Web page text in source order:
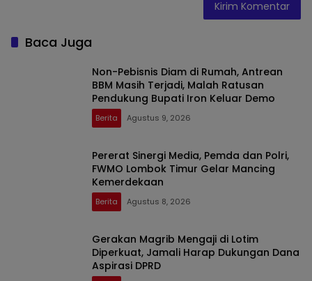
Baca Juga
Non-Pebisnis Diam di Rumah, Antrean
BBM Masih Terjadi, Malah Ratusan
Pendukung Bupati Iron Keluar Demo
Berita Agustus 9, 2026
Pererat Sinergi Media, Pemda dan Polri,
FWMO Lombok Timur Gelar Mancing
Kemerdekaan
Berita Agustus 8, 2026
Gerakan Magrib Mengaji di Lotim
Diperkuat, Jamali Harap Dukungan Dana
Aspirasi DPRD